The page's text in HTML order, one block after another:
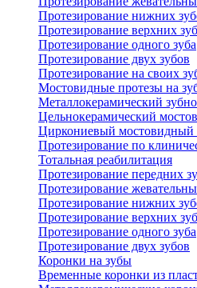
Протезирование нижних
Протезирование верхних
Протезирование одного зуба
Протезирование двух зубов
Протезирование на своих
Мостовидные протезы на
Металлокерамический
Цельнокерамический
Циркониевый мостовидный
Протезирование по
Тотальная реабилитация
Протезирование передних
Протезирование
Протезирование нижних
Протезирование верхних
Протезирование одного зуба
Протезирование двух зубов
Коронки на зубы
Временные коронки из